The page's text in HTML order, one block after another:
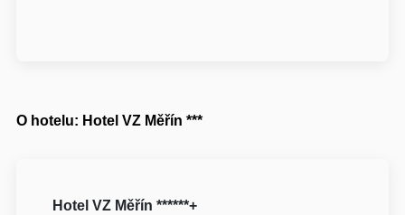
O hotelu: Hotel VZ Měřín ***
Hotel VZ Měřín ******+